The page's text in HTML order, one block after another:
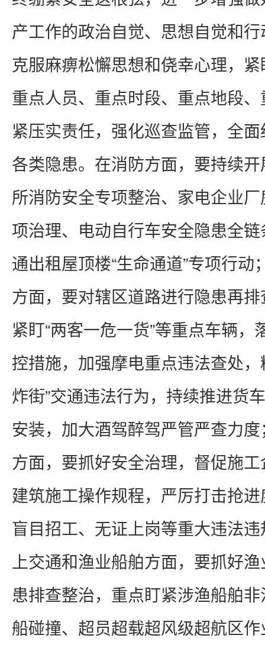
产工作的政治自觉、思想自觉和
克服麻痹松懈思想和侥幸心理，
重点人员、重点时段、重点地段
紧压实责任，强化巡查监管，全
各类隐患。在消防方面，要持续开
所消防安全专项整治、家电企业
项治理、电动自行车安全隐患全
通出租屋顶楼“生命通道”专项行动
方面，要对辖区道路进行隐患再
紧盯“两客一危一货”等重点车辆，
控措施，加强摩电重点违法查处，
炸街”交通违法行为，持续推进货
安装，加大酒驾醉驾严管严查力
方面，要抓好安全治理，督促施
建筑施工操作规程，严厉打击抢
盲目招工、无证上岗等重大违法
上交通和渔业船舶方面，要抓好
患排查整治，重点盯紧涉渔船舶
船碰撞、超员超载超风级超航区